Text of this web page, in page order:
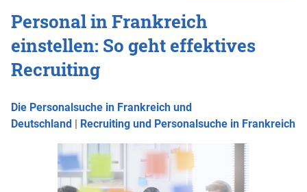
Personal in Frankreich
einstellen: So geht effektives
Recruiting
Die Personalsuche in Frankreich und
Deutschland | Recruiting und Personalsuche in Frankreich